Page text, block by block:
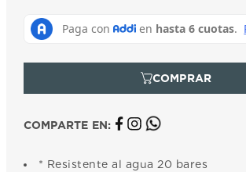
COMPARTE EN:
* Resistente al agua 20 bares